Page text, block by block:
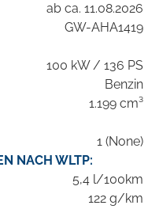
ab ca. 11.08.2026
GW-AHA1419
100 kW / 136 PS
Benzin
1.199 cm³
1 (None)
NACH WLTP:
5,4 l/100km
122 g/km